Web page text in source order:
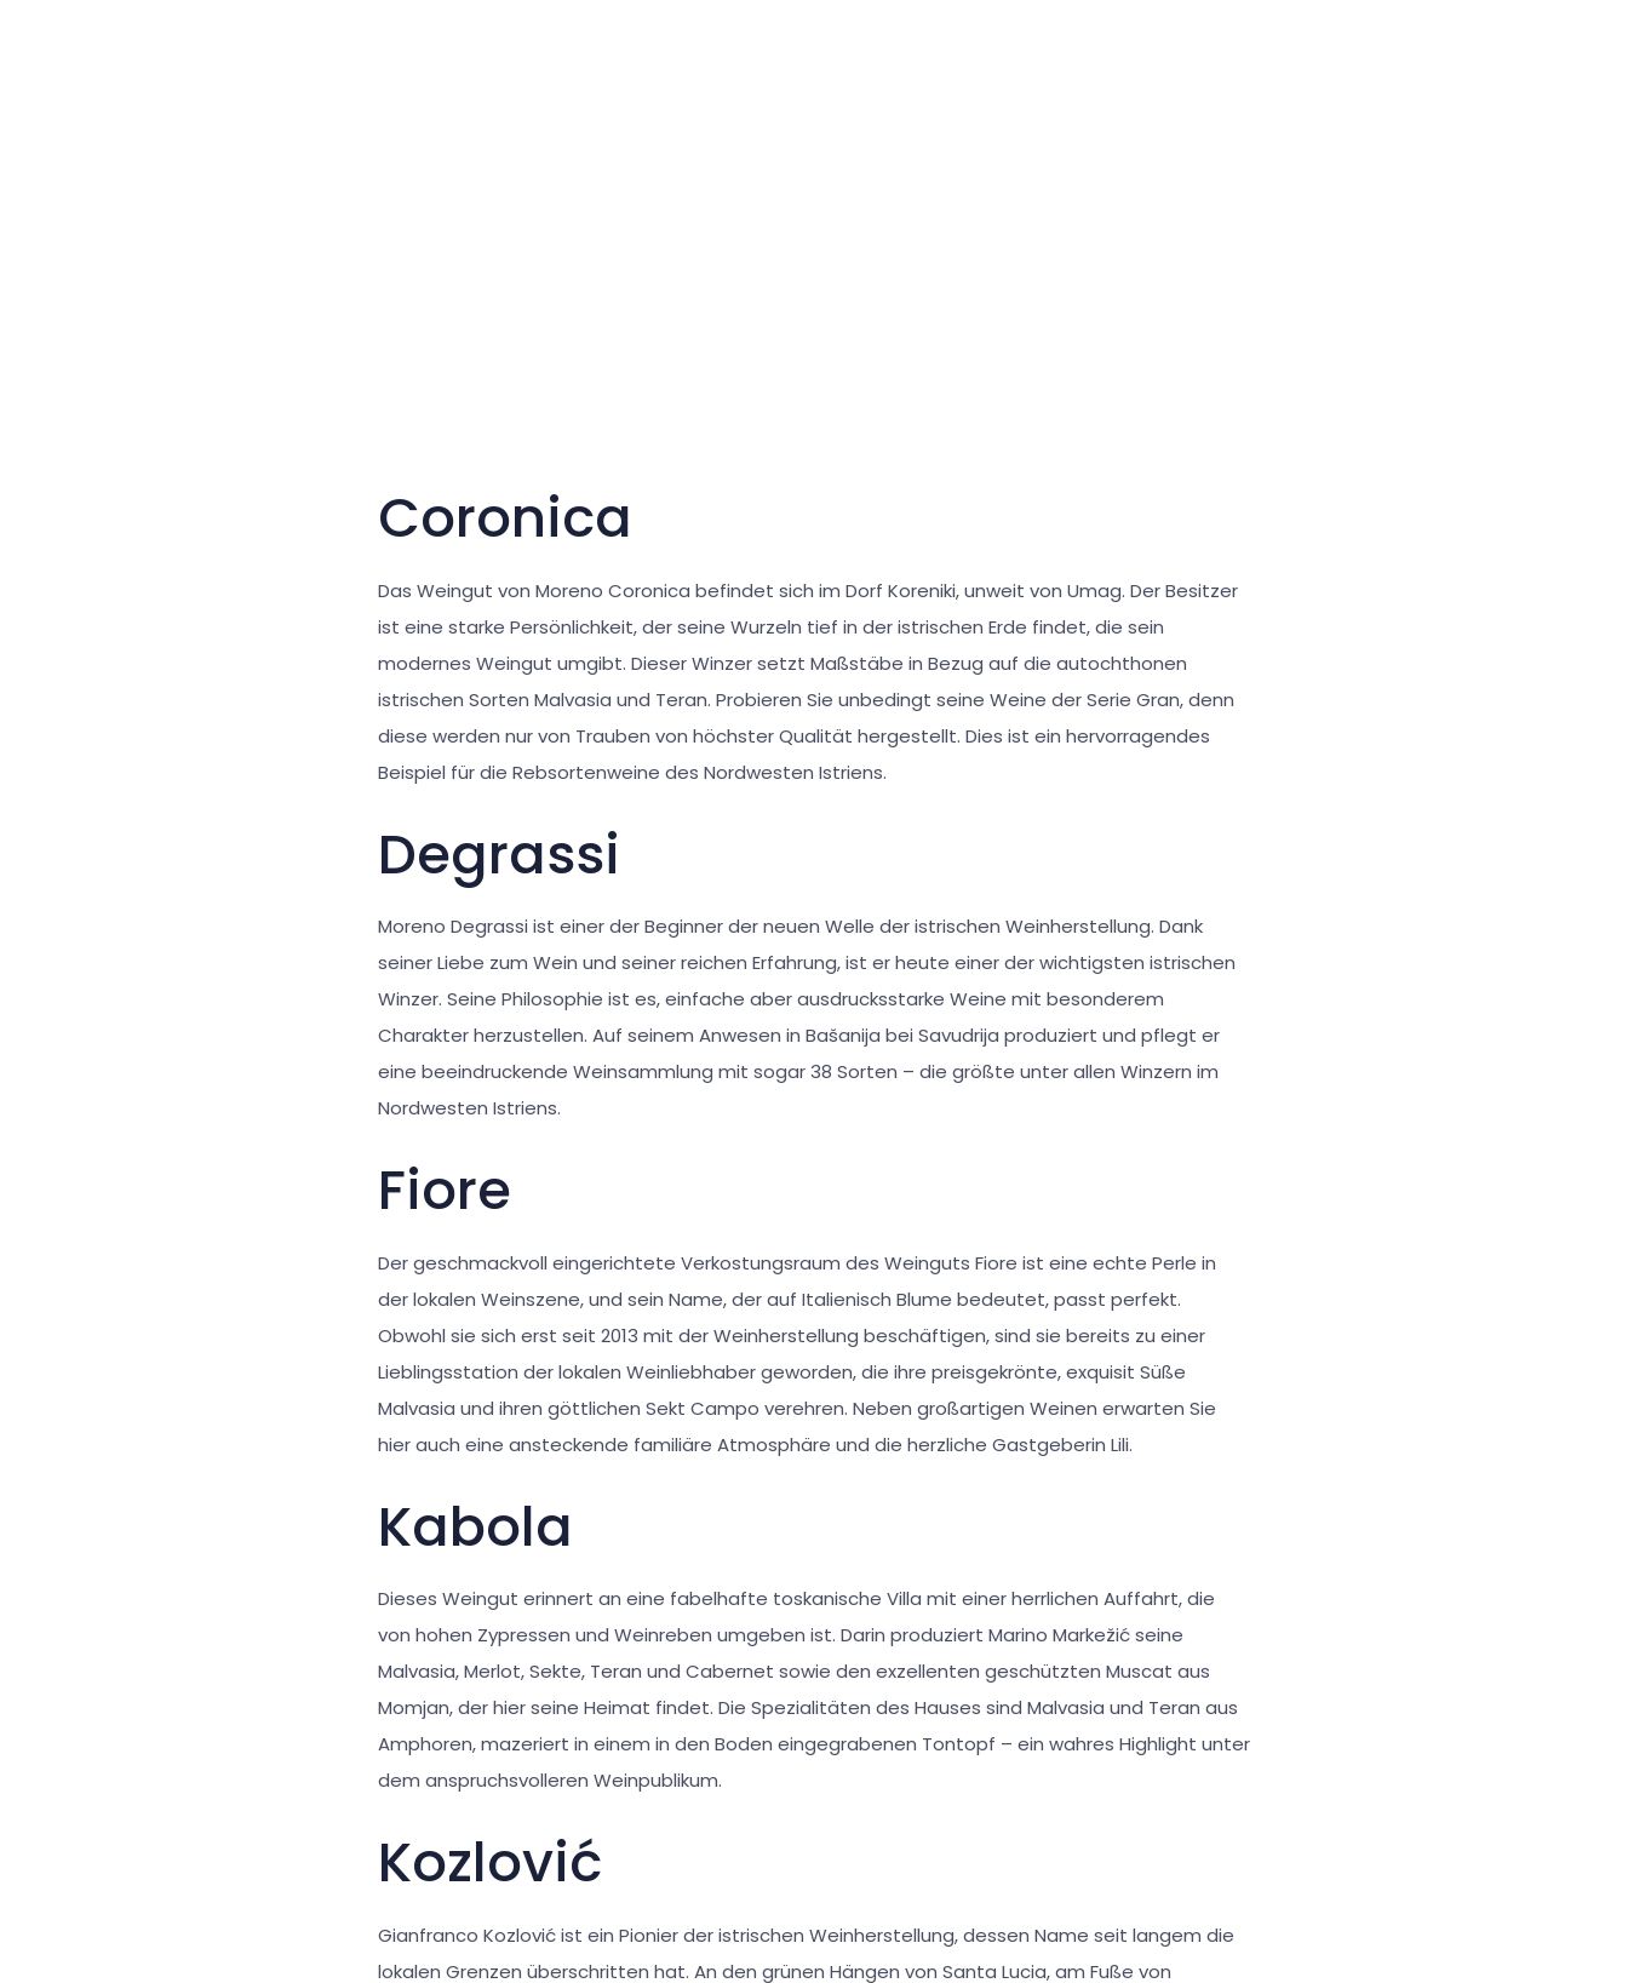
Coronica
Das Weingut von Moreno Coronica befindet sich im Dorf Koreniki, unweit von Umag. Der Besitzer
ist eine starke Persönlichkeit, der seine Wurzeln tief in der istrischen Erde findet, die sein
modernes Weingut umgibt. Dieser Winzer setzt Maßstäbe in Bezug auf die autochthonen
istrischen Sorten Malvasia und Teran. Probieren Sie unbedingt seine Weine der Serie Gran, denn
diese werden nur von Trauben von höchster Qualität hergestellt. Dies ist ein hervorragendes
Beispiel für die Rebsortenweine des Nordwesten Istriens.
Degrassi
Moreno Degrassi ist einer der Beginner der neuen Welle der istrischen Weinherstellung. Dank
seiner Liebe zum Wein und seiner reichen Erfahrung, ist er heute einer der wichtigsten istrischen
Winzer. Seine Philosophie ist es, einfache aber ausdrucksstarke Weine mit besonderem
Charakter herzustellen. Auf seinem Anwesen in Bašanija bei Savudrija produziert und pflegt er
eine beeindruckende Weinsammlung mit sogar 38 Sorten – die größte unter allen Winzern im
Nordwesten Istriens.
Fiore
Der geschmackvoll eingerichtete Verkostungsraum des Weinguts Fiore ist eine echte Perle in
der lokalen Weinszene, und sein Name, der auf Italienisch Blume bedeutet, passt perfekt.
Obwohl sie sich erst seit 2013 mit der Weinherstellung beschäftigen, sind sie bereits zu einer
Lieblingsstation der lokalen Weinliebhaber geworden, die ihre preisgekrönte, exquisit Süße
Malvasia und ihren göttlichen Sekt Campo verehren. Neben großartigen Weinen erwarten Sie
hier auch eine ansteckende familiäre Atmosphäre und die herzliche Gastgeberin Lili.
Kabola
Dieses Weingut erinnert an eine fabelhafte toskanische Villa mit einer herrlichen Auffahrt, die
von hohen Zypressen und Weinreben umgeben ist. Darin produziert Marino Markežić seine
Malvasia, Merlot, Sekte, Teran und Cabernet sowie den exzellenten geschützten Muscat aus
Momjan, der hier seine Heimat findet. Die Spezialitäten des Hauses sind Malvasia und Teran aus
Amphoren, mazeriert in einem in den Boden eingegrabenen Tontopf – ein wahres Highlight unter
dem anspruchsvolleren Weinpublikum.
Kozlović
Gianfranco Kozlović ist ein Pionier der istrischen Weinherstellung, dessen Name seit langem die
lokalen Grenzen überschritten hat. An den grünen Hängen von Santa Lucia, am Fuße von